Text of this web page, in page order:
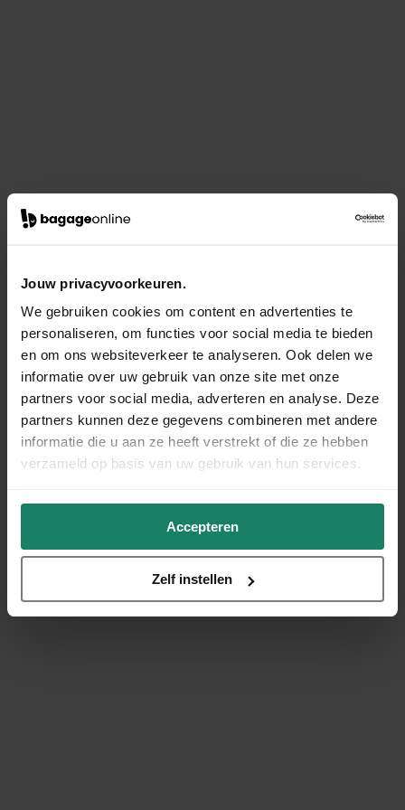
Jouw privacyvoorkeuren.
We gebruiken cookies om content en advertenties te
personaliseren, om functies voor social media te bieden
en om ons websiteverkeer te analyseren. Ook delen we
informatie over uw gebruik van onze site met onze
partners voor social media, adverteren en analyse. Deze
partners kunnen deze gegevens combineren met andere
informatie die u aan ze heeft verstrekt of die ze hebben
verzameld op basis van uw gebruik van hun services.
Accepteren
Zelf instellen